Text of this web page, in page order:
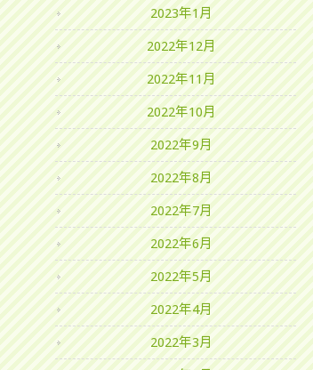
2023年1月
2022年12月
2022年11月
2022年10月
2022年9月
2022年8月
2022年7月
2022年6月
2022年5月
2022年4月
2022年3月